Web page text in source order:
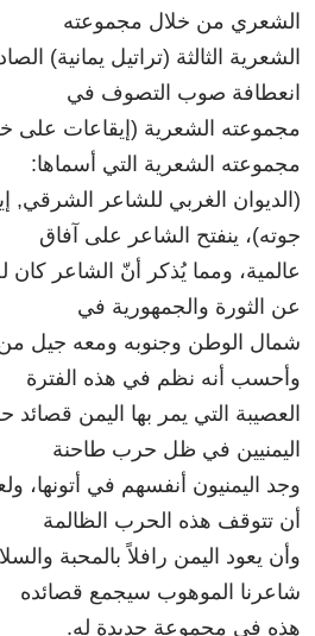
الشعري من خلال مجموعته
انعطافة صوب التصوف في
مجموعته الشعرية (إيقاعات
مجموعته الشعرية التي أسماها:
(الديوان الغربي للشاعر الشرقي,
جوته)، ينفتح الشاعر على آفاق
عالمية، ومما يُذكر أنّ الشاعر كان
عن الثورة والجمهورية في
شمال الوطن وجنوبه ومعه جيل من
وأحسب أنه نظم في هذه الفترة
العصيبة التي يمر بها اليمن
اليمنيين في ظل حرب طاحنة
وجد اليمنيون أنفسهم في أتونها،
أن تتوقف هذه الحرب الظالمة
وأن يعود اليمن رافلاً بالمحبة
شاعرنا الموهوب سيجمع قصائده
هذه في مجموعة جديدة له.